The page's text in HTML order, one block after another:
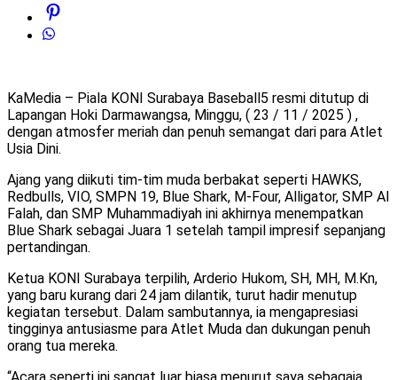
KaMedia – Piala KONI Surabaya Baseball5 resmi ditutup di
Lapangan Hoki Darmawangsa, Minggu, ( 23 / 11 / 2025 ) ,
dengan atmosfer meriah dan penuh semangat dari para Atlet
Usia Dini.
Ajang yang diikuti tim-tim muda berbakat seperti HAWKS,
Redbulls, VIO, SMPN 19, Blue Shark, M-Four, Alligator, SMP Al
Falah, dan SMP Muhammadiyah ini akhirnya menempatkan
Blue Shark sebagai Juara 1 setelah tampil impresif sepanjang
pertandingan.
Ketua KONI Surabaya terpilih, Arderio Hukom, SH, MH, M.Kn,
yang baru kurang dari 24 jam dilantik, turut hadir menutup
kegiatan tersebut. Dalam sambutannya, ia mengapresiasi
tingginya antusiasme para Atlet Muda dan dukungan penuh
orang tua mereka.